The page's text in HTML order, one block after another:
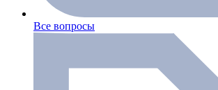
Все вопросы